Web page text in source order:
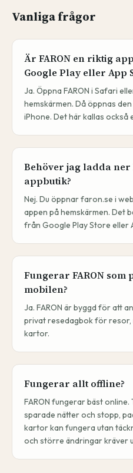
Vanliga frågor
Är FARON en riktig
Google Play eller App
Ja. Öppna FARON i Safari
hemskärmen. Då öppnas
iPhone. Det här kallas också
Behöver jag ladda ner
appbutik?
Nej. Du öppnar faron.se i
appen på hemskärmen. Det
från Google Play Store eller
Fungerar FARON
mobilen?
Ja. FARON är byggd för att
privat resedagbok för resor,
kartor.
Fungerar allt offline?
FARON fungerar bäst
sparade nätter och stopp,
kartor kan fungera utan
och större ändringar kräver